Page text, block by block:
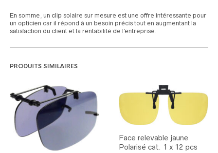
En somme, un clip solaire sur mesure est une offre intéressante pour
un opticien car il répond à un besoin précis tout en augmentant la
satisfaction du client et la rentabilité de l’entreprise.
PRODUITS SIMILAIRES
Face relevable jaune
Polarisé cat. 1 x 12 pcs